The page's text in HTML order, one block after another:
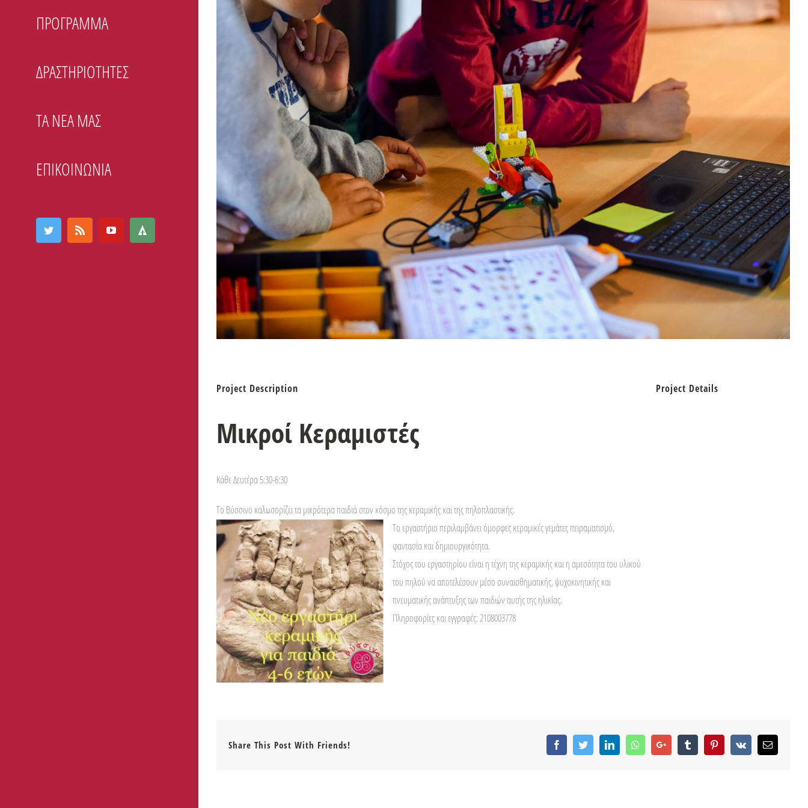
ΠΡΟΓΡΑΜΜΑ
ΔΡΑΣΤΗΡΙΟΤΗΤΕΣ
ΤΑ ΝΕΑ ΜΑΣ
ΕΠΙΚΟΙΝΩΝΙΑ
Twitter Rss YouTube
Image
Project Description
Μικροί Κεραμιστές
Κάθε Δευτέρα 5:30-6:30
Το Βύσσινο καλωσορίζει τα μικρότερα παιδιά στον κόσμο της κεραμικής και της πηλοπλαστικής.
Το εργαστήριο περιλαμβάνει όμορφες κεραμικέςγεμάτες πειραματισμό,
φαντασία και δημιουργικότητα.
Στόχος του εργαστηρίου είναι η τέχνη της κεραμικής και η αμεσότητα του υλικού
του πηλού να αποτελέσουν μέσο συναισθηματικής, ψυχοκινητικής και
πνευματικής ανάπτυξης των παιδιών αυτής της ηλικίας.
Πληροφορίες και εγγραφές: 2108003778
Project Details
Share This Post With Friends! FacebookTwitterLinkedInWhatsappGoogle+ Tumblr PinterestVk Email